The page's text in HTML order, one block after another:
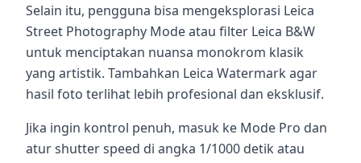
Selain itu, pengguna bisa mengeksplorasi Leica
Street Photography Mode atau filter Leica B&W
untuk menciptakan nuansa monokrom klasik
yang artistik. Tambahkan Leica Watermark agar
hasil foto terlihat lebih profesional dan eksklusif.
Jika ingin kontrol penuh, masuk ke Mode Pro dan
atur shutter speed di angka 1/1000 detik atau